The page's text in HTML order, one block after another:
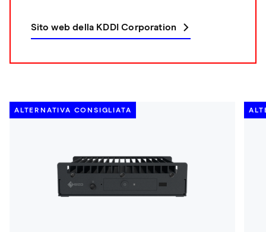
Sito web della KDDI Corporation
ALTERNATIVA CONSIGLIATA